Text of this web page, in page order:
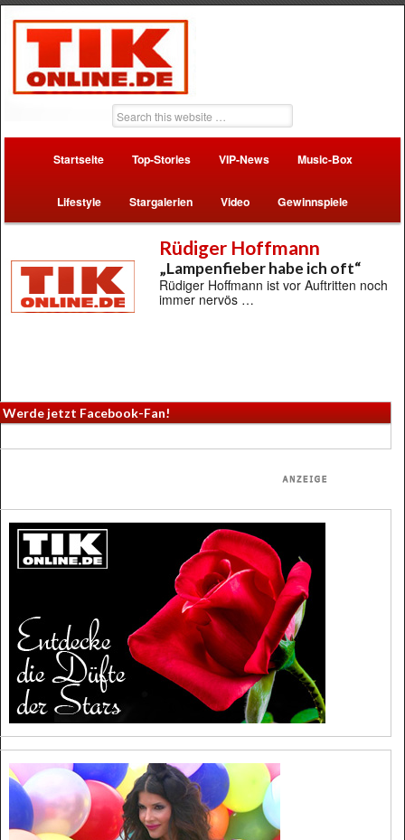
Startseite Top-Stories VIP-News Music-Box
Lifestyle Stargalerien Video Gewinnspiele
Rüdiger Hoffmann
„Lampenfieber habe ich oft“
Rüdiger Hoffmann ist vor Auftritten noch
immer nervös …
Werde jetzt Facebook-Fan!